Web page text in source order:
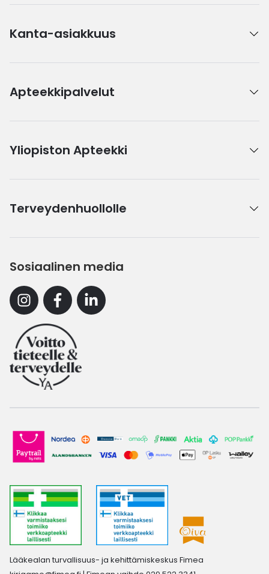
Kanta-asiakkuus
Apteekkipalvelut
Yliopiston Apteekki
Terveydenhuollolle
Sosiaalinen media
InstagramFacebookLinkedin
Lääkealan turvallisuus- ja kehittämiskeskus Fimea